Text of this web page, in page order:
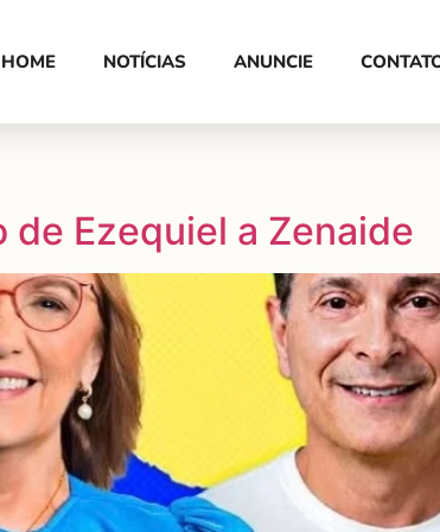
HOME NOTÍCIAS ANUNCIE
Ezequiel a Zenaide